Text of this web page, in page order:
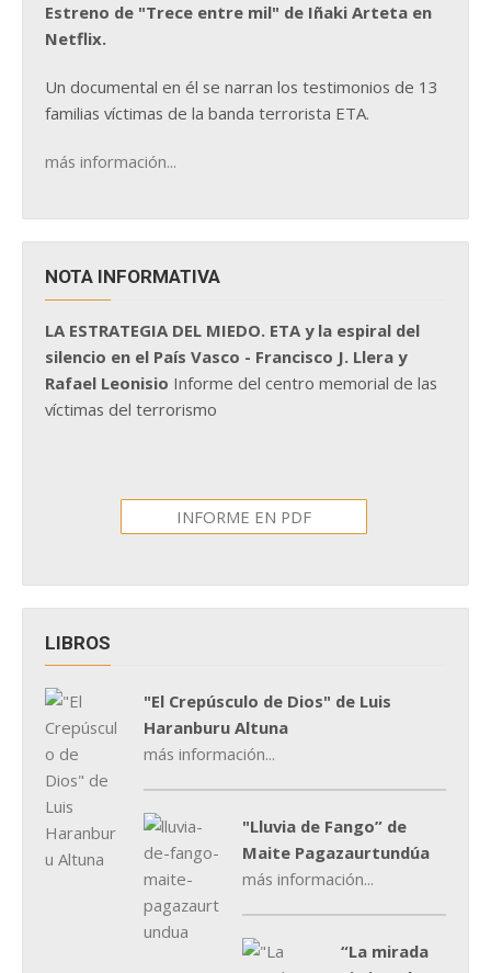
Estreno de "Trece entre mil" de Iñaki Arteta en
Netflix.
Un documental en él se narran los testimonios de 13
familias víctimas de la banda terrorista ETA.
más información...
NOTA INFORMATIVA
LA ESTRATEGIA DEL MIEDO. ETA y la espiral del
silencio en el País Vasco - Francisco J. Llera y
Rafael Leonisio Informe del centro memorial de las
víctimas del terrorismo
INFORME EN PDF
LIBROS
"El Crepúsculo de Dios" de Luis
Haranburu Altuna
más información...
"Lluvia de Fango” de
Maite Pagazaurtundúa
más información...
“La mirada